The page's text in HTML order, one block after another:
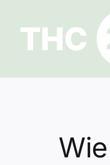
springen